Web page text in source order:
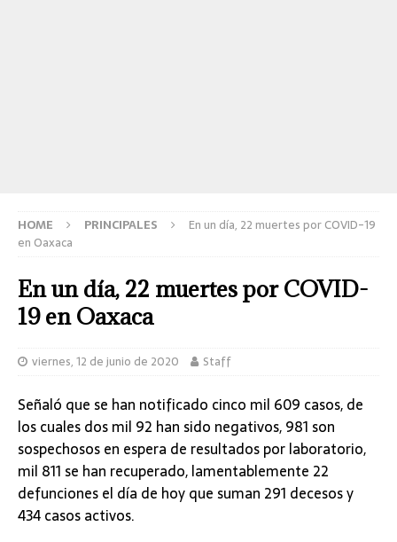
HOME PRINCIPALES
En un día, 22 muertes por COVID-19
en Oaxaca
En un día, 22 muertes por COVID-
19 en Oaxaca
viernes, 12 de junio de 2020 Staff
Señaló que se han notificado cinco mil 609 casos, de
los cuales dos mil 92 han sido negativos, 981 son
sospechosos en espera de resultados por laboratorio,
mil 811 se han recuperado, lamentablemente 22
defunciones el día de hoy que suman 291 decesos y
434 casos activos.